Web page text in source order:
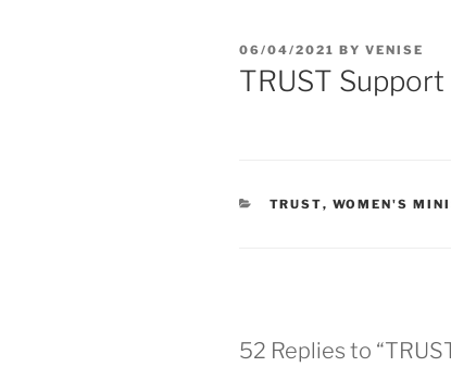
06/04/2021 BY VENISE
TRUST
TRUST, WOMEN'S
52 Replies to